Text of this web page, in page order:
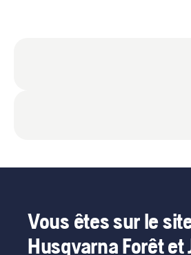
Vous êtes sur le
Husqvarna Forêt et